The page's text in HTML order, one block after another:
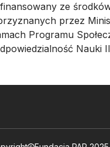
ze
przez
Programu
Nauki